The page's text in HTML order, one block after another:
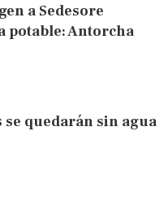
a Sedesore
potable: Antorcha
quedarán sin agua